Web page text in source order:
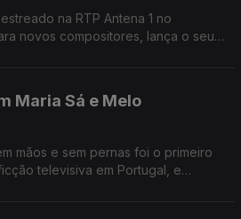
na RTP Antena 1 no
novos compositores, lança o seu
Maria Sá e Melo
mãos e sem pernas foi o primeiro
televisiva em Portugal, e